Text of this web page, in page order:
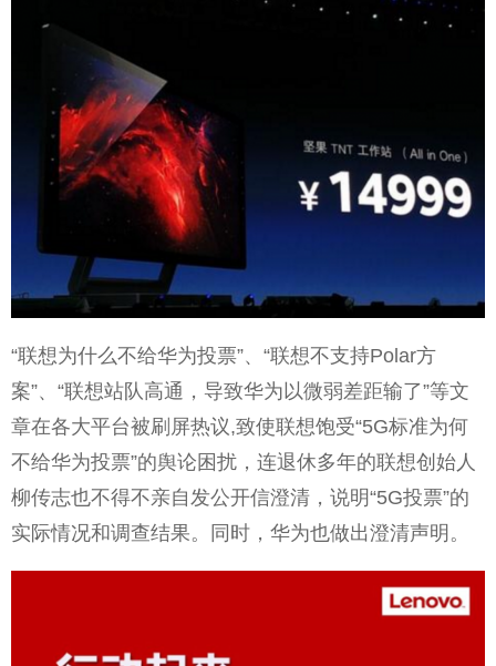
“联想为什么不给华为投票”、“联想不支持Polar方
案”、“联想站队高通，导致华为以微弱差距输了”等文
章在各大平台被刷屏热议,致使联想饱受“5G标准为何
不给华为投票”的舆论困扰，连退休多年的联想创始人
柳传志也不得不亲自发公开信澄清，说明“5G投票”的
实际情况和调查结果。同时，华为也做出澄清声明。